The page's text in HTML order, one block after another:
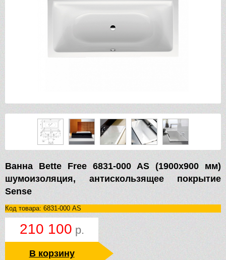
Ванна Bette Free 6831-000 AS (1900х900 мм)
шумоизоляция, антискользящее покрытие
Sense
Код товара: 6831-000 AS
210 100 р.
В корзину